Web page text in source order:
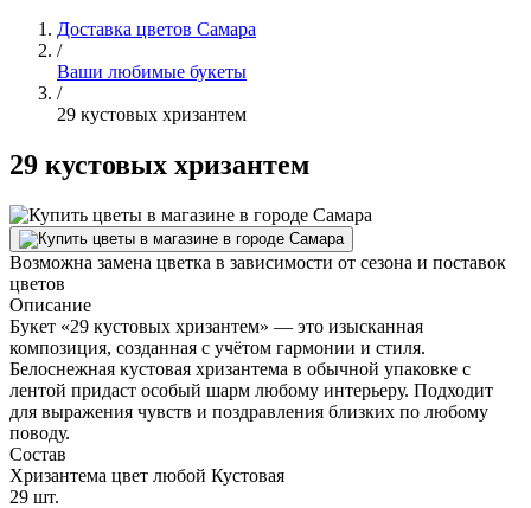
Доставка цветов Самара
/
Ваши любимые букеты
/
29 кустовых хризантем
29 кустовых хризантем
Возможна замена цветка в зависимости от сезона и поставок
цветов
Описание
Букет «29 кустовых хризантем» — это изысканная
композиция, созданная с учётом гармонии и стиля.
Белоснежная кустовая хризантема в обычной упаковке с
лентой придаст особый шарм любому интерьеру. Подходит
для выражения чувств и поздравления близких по любому
поводу.
Состав
Хризантема цвет любой Кустовая
29 шт.